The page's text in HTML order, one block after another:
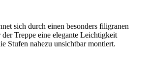
sich durch einen besonders filigranen
Treppe eine elegante Leichtigkeit
Stufen nahezu unsichtbar montiert.